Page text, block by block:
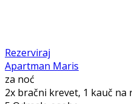
Rezerviraj
Apartman Maris
za noć
2x bračni krevet, 1 kauč na